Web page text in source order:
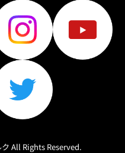
All Rights Reserved.